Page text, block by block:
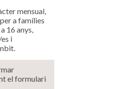
mensual,
a famílies
16 anys,
i
el formulari